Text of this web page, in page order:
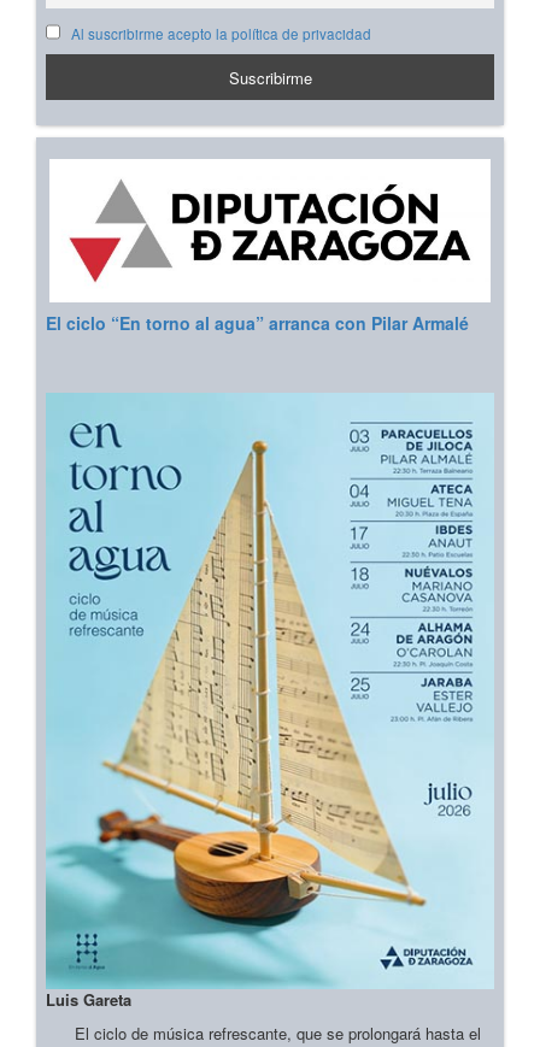
Al suscribirme acepto la política de privacidad
El ciclo “En torno al agua” arranca con Pilar Armalé
Luis Gareta
El ciclo de música refrescante, que se prolongará hasta el